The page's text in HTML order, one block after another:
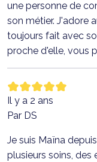
une personne de
son métier. J'adore
toujours fait avec
proche d'elle, vous
Il y a 2 ans
Par DS
Je suis Maïna
plusieurs soins, des